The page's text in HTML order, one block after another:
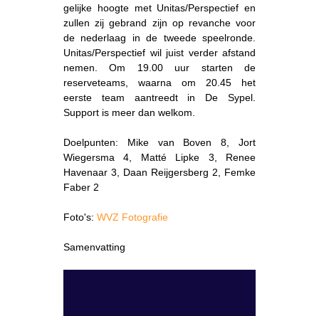
gelijke hoogte met Unitas/Perspectief en
zullen zij gebrand zijn op revanche voor
de nederlaag in de tweede speelronde.
Unitas/Perspectief wil juist verder afstand
nemen. Om 19.00 uur starten de
reserveteams, waarna om 20.45 het
eerste team aantreedt in De Sypel.
Support is meer dan welkom.
Doelpunten: Mike van Boven 8, Jort
Wiegersma 4, Matté Lipke 3, Renee
Havenaar 3, Daan Reijgersberg 2, Femke
Faber 2
Foto's: WVZ Fotografie
Samenvatting